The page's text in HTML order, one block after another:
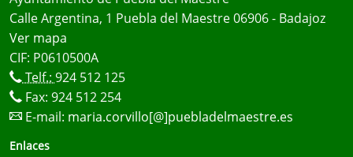
Calle Argentina, 1 Puebla del Maestre 06906 - Badajoz
Ver mapa
CIF: P0610500A
Telf.: 924 512 125
Fax: 924 512 254
E-mail: maria.corvillo[@]puebladelmaestre.es
Enlaces